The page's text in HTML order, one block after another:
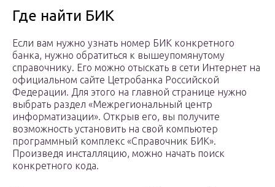
Где найти БИК
Если вам нужно узнать номер БИК конкретного
банка, нужно обратиться к вышеупомянутому
справочнику. Его можно отыскать в сети Интернет на
официальном сайте Цетробанка Российской
Федерации. Для этого на главной странице нужно
выбрать раздел «Межрегиональный центр
информатизации». Открыв его, вы получите
возможность установить на свой компьютер
программный комплекс «Справочник БИК».
Произведя инсталляцию, можно начать поиск
конкретного кода.